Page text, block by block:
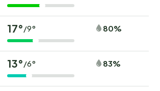
17°/9° 80%
13°/6° 83%